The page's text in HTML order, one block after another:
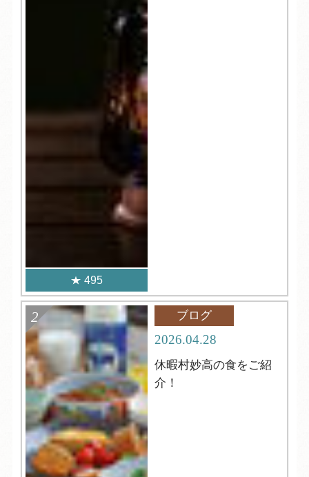
495
ブログ
2026.04.28
休暇村妙高の食をご紹
介！